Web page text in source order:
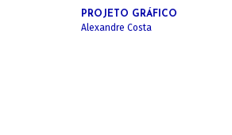
PROJETO GRÁFICO
Alexandre Costa